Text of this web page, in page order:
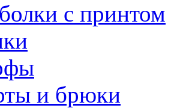
с принтом
и брюки